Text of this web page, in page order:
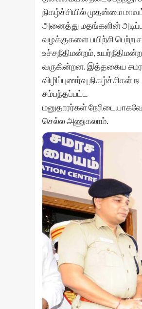
நிகழ்ச்சியில் முதன்மை
அனைத்து மதங்களின்
வழக்குகளை பயிற்சி பெற்ற
உச்சநீதிமன்றம்,
வருகின்றன. இத்தகைய
விழிப்புணர்வு
சம்பந்தப்பட்ட
மனுதாரர்கள்
செல்ல அணுகலாம்.